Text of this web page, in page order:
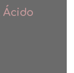
Ácido